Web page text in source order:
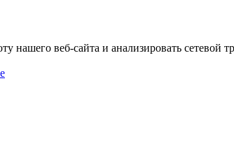
нашего веб-сайта и анализировать сетевой